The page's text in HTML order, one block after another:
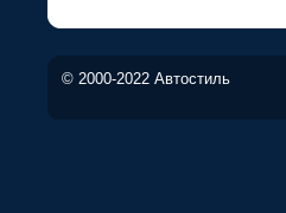
© 2000-2022 Автостиль